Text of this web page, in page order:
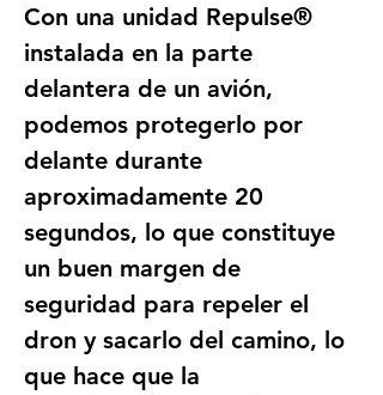
Con una unidad Repulse®
instalada en la parte
delantera de un avión,
podemos protegerlo por
delante durante
aproximadamente 20
segundos, lo que constituye
un buen margen de
seguridad para repeler el
dron y sacarlo del camino, lo
que hace que la